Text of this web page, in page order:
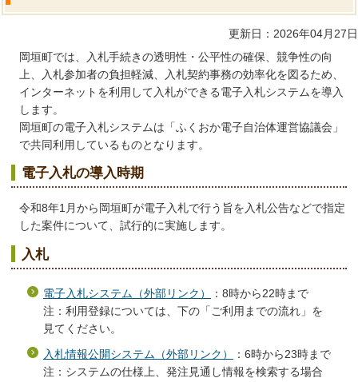
更新日：2026年04月27日
岡垣町では、入札手続きの透明性・公平性の確保、競争性の向
上、入札参加者の負担軽減、入札契約事務の効率化を図るため、
インターネットを利用して入札ができる電子入札システムを導入
します。
岡垣町の電子入札システムは「ふくおか電子自治体運営協議会」
で共同利用しているものとなります。
電子入札の導入時期
令和8年1月から岡垣町が電子入札で行う旨を入札公告などで指定
した案件について、試行的に実施します。
入札
電子入札システム（外部リンク）
：8時から22時まで
注：利用登録については、下の「ご利用までの流れ」を
見てください。
入札情報公開システム（外部リンク）
：6時から23時まで
注：システムの仕様上、発注見通し情報を検索する場合